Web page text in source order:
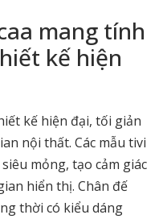
mang tính
kế hiện
kế hiện đại, tối giản
nội thất. Các mẫu tivi
mỏng, tạo cảm giác
hiển thị. Chân đế
thời có kiểu dáng